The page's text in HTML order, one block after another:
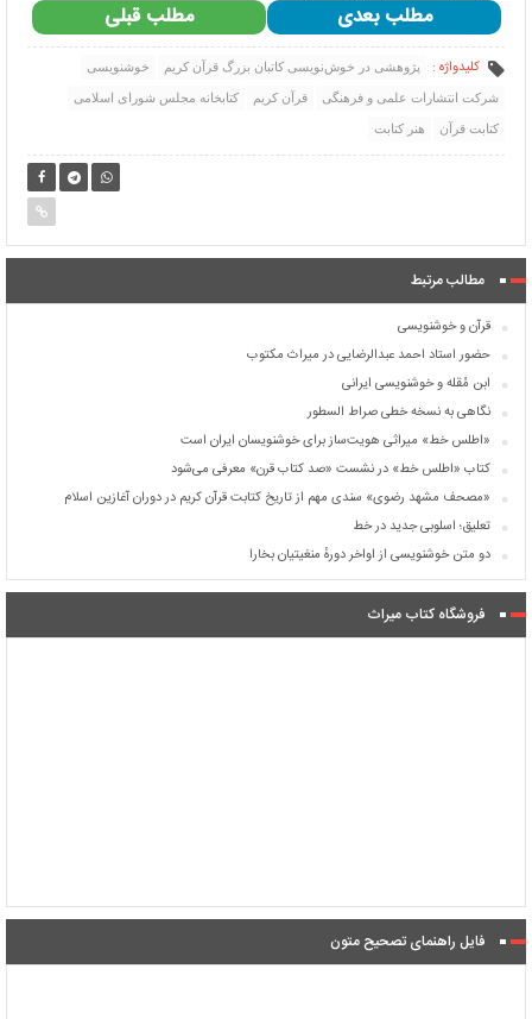
مطلب قبلی مطلب بعدی
کلیدواژه : پژوهشی در خوش‌نویسی کاتبان بزرگ قرآن کریم خوشنویسی
شرکت انتشارات علمی و فرهنگی قرآن کریم كتابخانه مجلس شورای اسلامی
کتابت قرآن هنر کتابت
مطالب مرتبط
قرآن و خوشنویسی
حضور استاد احمد عبدالرضایی در میراث مکتوب
ابن مُقله و خوشنویسی ایرانی
نگاهی به نسخه خطی صراط السطور
«اطلس خط» میراثی هویت‌ساز برای خوشنویسان ایران است
کتاب «اطلس خط» در نشست «صد کتاب قرن» معرفی می‌شود
«مصحف مشهد رضوی» سندی مهم از تاریخ کتابت قرآن کریم در دوران آغازین اسلام
تعلیق؛ اسلوبی جدید در خط
دو متن خوشنویسی از اواخر دورهٔ منغیتیان بخارا
فروشگاه کتاب میراث
فایل راهنمای تصحیح متون